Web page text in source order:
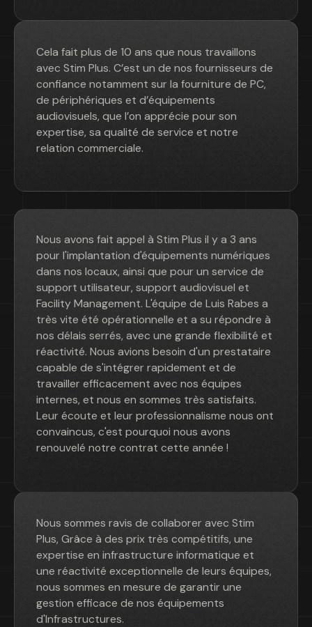
Cela fait plus de 10 ans que nous travaillons
avec Stim Plus. C’est un de nos fournisseurs de
confiance notamment sur la fourniture de PC,
de périphériques et d’équipements
audiovisuels, que l’on apprécie pour son
expertise, sa qualité de service et notre
relation commerciale.
Nous avons fait appel à Stim Plus il y a 3 ans
pour l'implantation d'équipements numériques
dans nos locaux, ainsi que pour un service de
support utilisateur, support audiovisuel et
Facility Management. L'équipe de Luis Rabes a
très vite été opérationnelle et a su répondre à
nos délais serrés, avec une grande flexibilité et
réactivité. Nous avions besoin d'un prestataire
capable de s'intégrer rapidement et de
travailler efficacement avec nos équipes
internes, et nous en sommes très satisfaits.
Leur écoute et leur professionnalisme nous ont
convaincus, c'est pourquoi nous avons
renouvelé notre contrat cette année !
Nous sommes ravis de collaborer avec Stim
Plus, Grâce à des prix très compétitifs, une
expertise en infrastructure informatique et
une réactivité exceptionnelle de leurs équipes,
nous sommes en mesure de garantir une
gestion efficace de nos équipements
d'Infrastructures.